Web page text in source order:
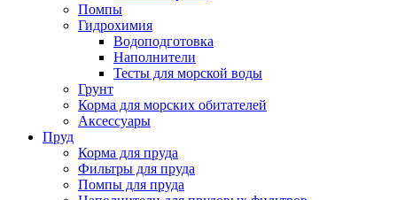
Помпы
Гидрохимия
Водоподготовка
Наполнители
Тесты для морской воды
Грунт
Корма для морских обитателей
Аксессуары
Пруд
Корма для пруда
Фильтры для пруда
Помпы для пруда